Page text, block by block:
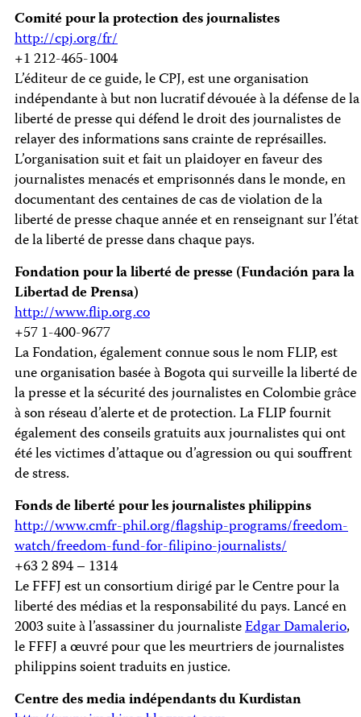
Comité pour la protection des journalistes
http://cpj.org/fr/
+1 212-465-1004
L’éditeur de ce guide, le CPJ, est une organisation
indépendante à but non lucratif dévouée à la défense de la
liberté de presse qui défend le droit des journalistes de
relayer des informations sans crainte de représailles.
L’organisation suit et fait un plaidoyer en faveur des
journalistes menacés et emprisonnés dans le monde, en
documentant des centaines de cas de violation de la
liberté de presse chaque année et en renseignant sur l’état
de la liberté de presse dans chaque pays.
Fondation pour la liberté de presse (Fundación para la
Libertad de Prensa)
http://www.flip.org.co
+57 1-400-9677
La Fondation, également connue sous le nom FLIP, est
une organisation basée à Bogota qui surveille la liberté de
la presse et la sécurité des journalistes en Colombie grâce
à son réseau d’alerte et de protection. La FLIP fournit
également des conseils gratuits aux journalistes qui ont
été les victimes d’attaque ou d’agression ou qui souffrent
de stress.
Fonds de liberté pour les journalistes philippins
http://www.cmfr-phil.org/flagship-programs/freedom-
watch/freedom-fund-for-filipino-journalists/
+63 2 894 – 1314
Le FFFJ est un consortium dirigé par le Centre pour la
liberté des médias et la responsabilité du pays. Lancé en
2003 suite à l’assassiner du journalisteEdgar Damalerio,
le FFFJ a œuvré pour que les meurtriers de journalistes
philippins soient traduits en justice.
Centre des media indépendants du Kurdistan